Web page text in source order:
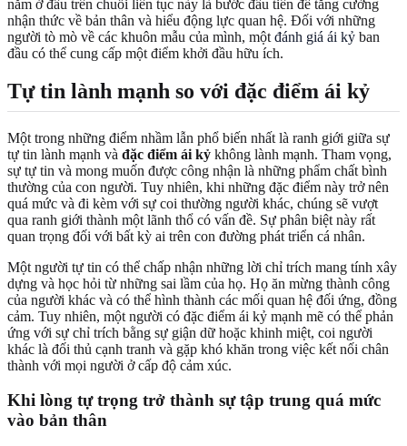
nằm ở đâu trên chuỗi liên tục này là bước đầu tiên để tăng cường
nhận thức về bản thân và hiểu động lực quan hệ. Đối với những
người tò mò về các khuôn mẫu của mình, một đánh giá ái kỷ ban
đầu có thể cung cấp một điểm khởi đầu hữu ích.
Tự tin lành mạnh so với đặc điểm ái kỷ
Một trong những điểm nhầm lẫn phổ biến nhất là ranh giới giữa sự
tự tin lành mạnh và đặc điểm ái kỷ không lành mạnh. Tham vọng,
sự tự tin và mong muốn được công nhận là những phẩm chất bình
thường của con người. Tuy nhiên, khi những đặc điểm này trở nên
quá mức và đi kèm với sự coi thường người khác, chúng sẽ vượt
qua ranh giới thành một lãnh thổ có vấn đề. Sự phân biệt này rất
quan trọng đối với bất kỳ ai trên con đường phát triển cá nhân.
Một người tự tin có thể chấp nhận những lời chỉ trích mang tính xây
dựng và học hỏi từ những sai lầm của họ. Họ ăn mừng thành công
của người khác và có thể hình thành các mối quan hệ đối ứng, đồng
cảm. Tuy nhiên, một người có đặc điểm ái kỷ mạnh mẽ có thể phản
ứng với sự chỉ trích bằng sự giận dữ hoặc khinh miệt, coi người
khác là đối thủ cạnh tranh và gặp khó khăn trong việc kết nối chân
thành với mọi người ở cấp độ cảm xúc.
Khi lòng tự trọng trở thành sự tập trung quá mức
vào bản thân